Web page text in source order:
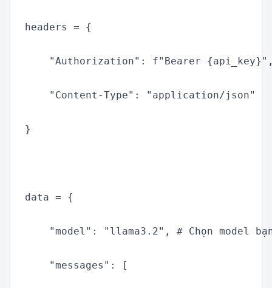
headers = {
"Authorization": f"Bearer
    "Content-Type": "application/json"
}
data = {
"model": "llama3.2", # Chọn model
    "messages": [